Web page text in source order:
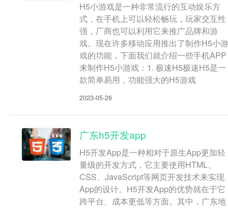
H5小游戏是一种非常流行的互动娱乐方
式，在手机上可以轻松畅玩，玩家交互性
强，厂商也可以利用它来推广品牌和游
戏。现在许多移动应用推出了制作H5小游
戏的功能，下面我们就介绍一些手机APP
来制作H5小游戏：1. 极速H5极速H5是一
款简单易用，功能强大的H5游戏
2023-05-26
广东h5开发app
H5开发App是一种相对于原生App更加轻
量级的开发方式，它主要使用HTML、
CSS、JavaScript等网页开发技术来实现
App的设计。H5开发App的优势就在于它
跨平台、成本更低等方面。其中，广东地